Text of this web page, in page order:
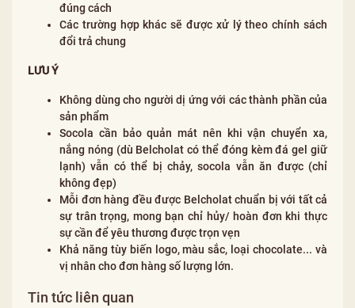
đúng cách
Các trường hợp khác sẽ được xử lý theo chính sách
đổi trả chung
LƯU Ý
Không dùng cho người dị ứng với các thành phần của
sản phẩm
Socola cần bảo quản mát nên khi vận chuyển xa,
nắng nóng (dù Belcholat có thể đóng kèm đá gel giữ
lạnh) vẫn có thể bị chảy, socola vẫn ăn được (chỉ
không đẹp)
Mỗi đơn hàng đều được Belcholat chuẩn bị với tất cả
sự trân trọng, mong bạn chỉ hủy/ hoàn đơn khi thực
sự cần để yêu thương được trọn vẹn
Khả năng tùy biến logo, màu sắc, loại chocolate... và
vị nhân cho đơn hàng số lượng lớn.
Tin tức liên quan